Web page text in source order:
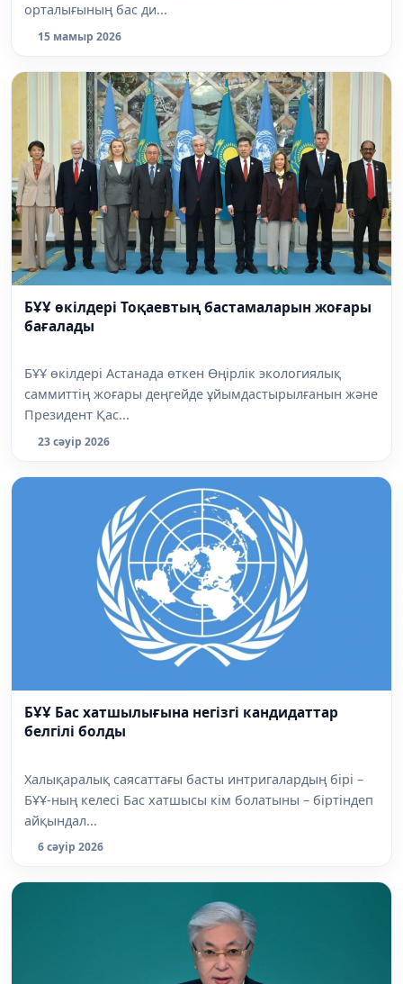
орталығының бас ди...
15 мамыр 2026
БҰҰ өкілдері Тоқаевтың бастамаларын жоғары
бағалады
БҰҰ өкілдері Астанада өткен Өңірлік экологиялық
саммиттің жоғары деңгейде ұйымдастырылғанын және
Президент Қас...
23 сәуір 2026
БҰҰ Бас хатшылығына негізгі кандидаттар
белгілі болды
Халықаралық саясаттағы басты интригалардың бірі –
БҰҰ-ның келесі Бас хатшысы кім болатыны – біртіндеп
айқындал...
6 сәуір 2026